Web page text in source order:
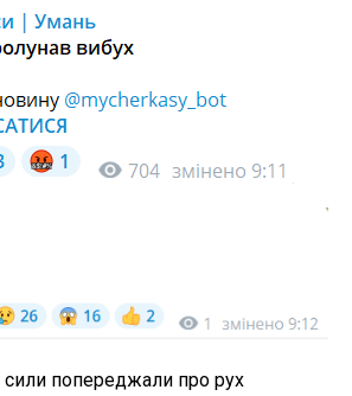
сили попереджали про рух